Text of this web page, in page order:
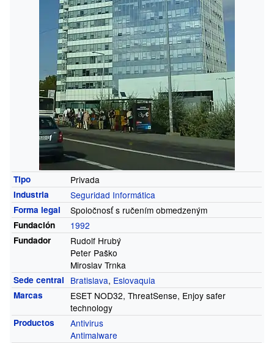
Tipo Privada
Industria Seguridad Informática
Forma legal Spoločnosť s ručením obmedzeným
Fundación 1992
Fundador
Rudolf Hrubý
Peter Paško
Miroslav Trnka
Sede central Bratislava, Eslovaquia
Marcas
ESET NOD32, ThreatSense, Enjoy safer
technology
Productos
Antivirus
Antimalware